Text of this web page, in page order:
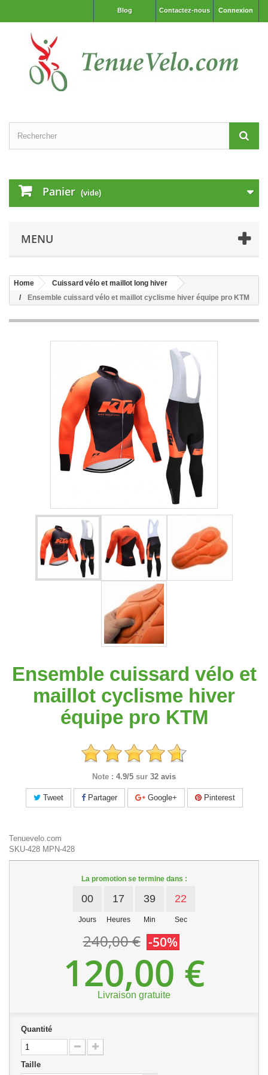
Connexion
Contactez-nous
Blog
Panier (vide)
MENU
Home
Cuissard vélo et maillot long hiver
Ensemble cuissard vélo et maillot cyclisme hiver équipe pro KTM
Ensemble cuissard vélo et
maillot cyclisme hiver
équipe pro KTM
Note : 4.9/5 sur 32 avis
Tweet Partager Google+ Pinterest
Tenuevelo.com
SKU-428 MPN-428
La promotion se termine dans :
00
Jours
17
Heures
39
Min
22
Sec
240,00 € -50%
120,00 €
Livraison gratuite
Quantité
Taille